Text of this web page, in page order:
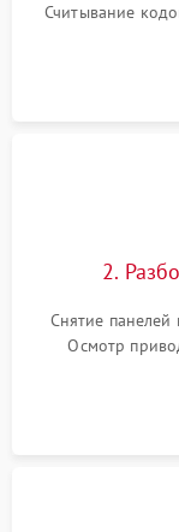
Считывание
выявления
2.
Снятие панелей
Осмотр
крестовины